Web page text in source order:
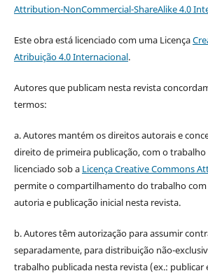
Attribution-NonCommercial-ShareAlike 4.0
Este obra está licenciado com uma Licença
Atribuição 4.0 Internacional.
Autores que publicam nesta revista
termos:
a. Autores mantém os direitos autorais e
direito de primeira publicação, com o
licenciado sob a Licença Creative Commons
permite o compartilhamento do trabalho
autoria e publicação inicial nesta revista.
b. Autores têm autorização para assumir
separadamente, para distribuição não-
trabalho publicada nesta revista (ex.: